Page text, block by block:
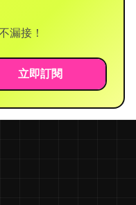
漏接！
立即訂閱